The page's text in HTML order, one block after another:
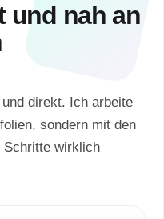
und nah an
direkt. Ich arbeite
sondern mit den
Schritte wirklich